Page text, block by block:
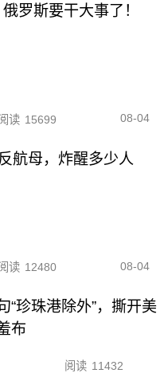
罗斯要干大事了！
读 15699 08-04
航母，炸醒多少人
读 12480 08-04
“珍珠港除外”，撕开美
布
阅读 11432